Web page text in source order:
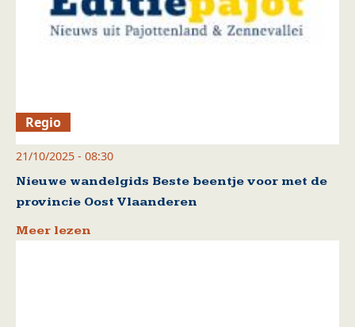
Regio
21/10/2025 - 08:30
Nieuwe wandelgids Beste beentje voor met de
provincie Oost Vlaanderen
Meer lezen